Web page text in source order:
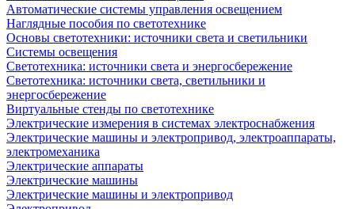
Автоматические системы управления освещением
Наглядные пособия по светотехнике
Основы светотехники: источники света и светильники
Системы освещения
Светотехника: источники света и энергосбережение
Светотехника: источники света, светильники и
энергосбережение
Виртуальные стенды по светотехнике
Электрические измерения в системах электроснабжения
Электрические машины и электропривод, электроаппараты,
электромеханика
Электрические аппараты
Электрические машины
Электрические машины и электропривод